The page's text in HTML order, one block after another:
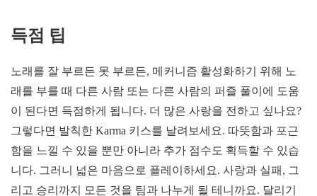
득점 팁
노래를 잘 부르든 못 부르든, 메커니즘 활성화하기 위해 노
래를 부를 때 다른 사람 또는 다른 사람의 퍼즐 풀이에 도움
이 된다면 득점하게 됩니다. 더 많은 사랑을 전하고 싶나요?
그렇다면 발칙한 Karma 키스를 날려보세요. 따뜻함과 포근
함을 느낄 수 있을 뿐만 아니라 추가 점수도 획득할 수 있습
니다. 그러니 넓은 마음으로 플레이하세요. 사랑과 실패, 그
리고 승리까지 모든 것을 팀과 나누게 될 테니까요. 달리기